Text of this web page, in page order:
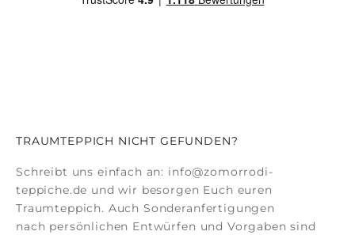
TRAUMTEPPICH NICHT GEFUNDEN?
Schreibt uns einfach an: info@zomorrodi-
teppiche.de und wir besorgen Euch euren
Traumteppich. Auch Sonderanfertigungen
nach persönlichen Entwürfen und Vorgaben sind